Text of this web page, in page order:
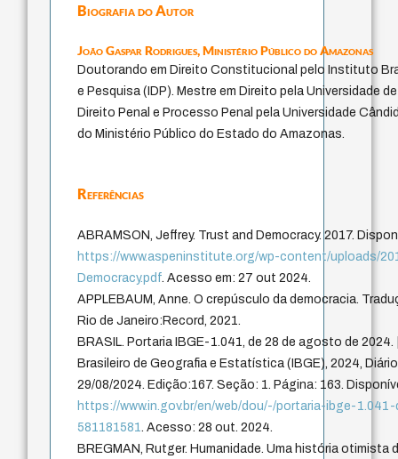
Biografia do Autor
João Gaspar Rodrigues,Ministério Público do Amazonas
Doutorando em Direito Constitucional pelo Instituto
e Pesquisa (IDP). Mestre em Direito pela Universidade
Direito Penal e Processo Penal pela Universidade
do Ministério Público do Estado do Amazonas.
Referências
ABRAMSON, Jeffrey. Trust and Democracy. 2017.
https://www.aspeninstitute.org/wp-content/uploads/
Democracy.pdf. Acesso em: 27 out 2024.
APPLEBAUM, Anne. O crepúsculo da democracia.
Rio de Janeiro:Record, 2021.
BRASIL. Portaria IBGE-1.041, de 28 de agosto de
Brasileiro de Geografia e Estatística (IBGE), 2024,
29/08/2024. Edição:167. Seção: 1. Página: 163.
https://www.in.gov.br/en/web/dou/-/portaria-ibge-
581181581. Acesso: 28 out. 2024.
BREGMAN, Rutger. Humanidade. Uma história otimista